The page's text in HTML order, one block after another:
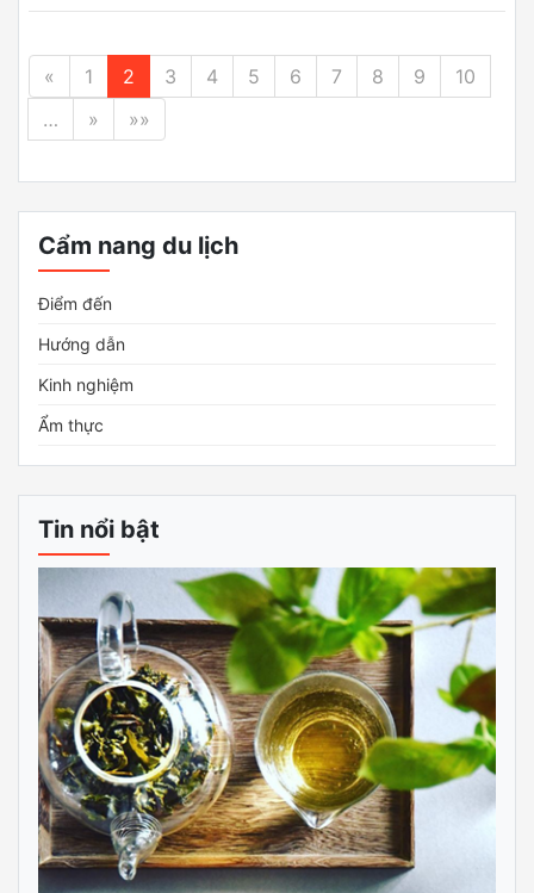
Cẩm nang du lịch
Điểm đến
Hướng dẫn
Kinh nghiệm
Ẩm thực
Tin nổi bật
« 1 2 3 4 5 6 7 8 9
10
…
» »»